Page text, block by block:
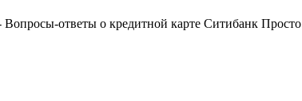
Вопросы-ответы о кредитной карте Ситибанк Просто